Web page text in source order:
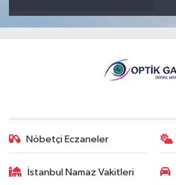
Nöbetçi Eczaneler
İstanbul Namaz Vakitleri